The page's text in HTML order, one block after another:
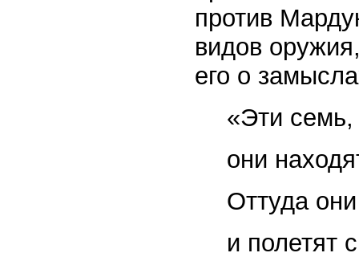
против
видов
его о
«Эти семь,
они
Оттуда
и полетят